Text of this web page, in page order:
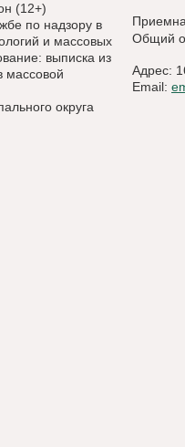
(12+)
по надзору в
и массовых
выписка из
массовой
округа
Общий
Адрес:
Email: